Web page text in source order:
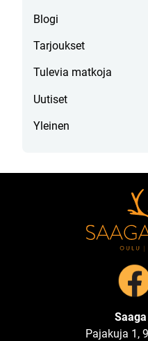
Blogi
Tarjoukset
Tulevia matkoja
Uutiset
Yleinen
Pajakuja 1,